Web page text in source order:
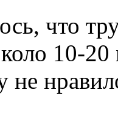
что
10-
не